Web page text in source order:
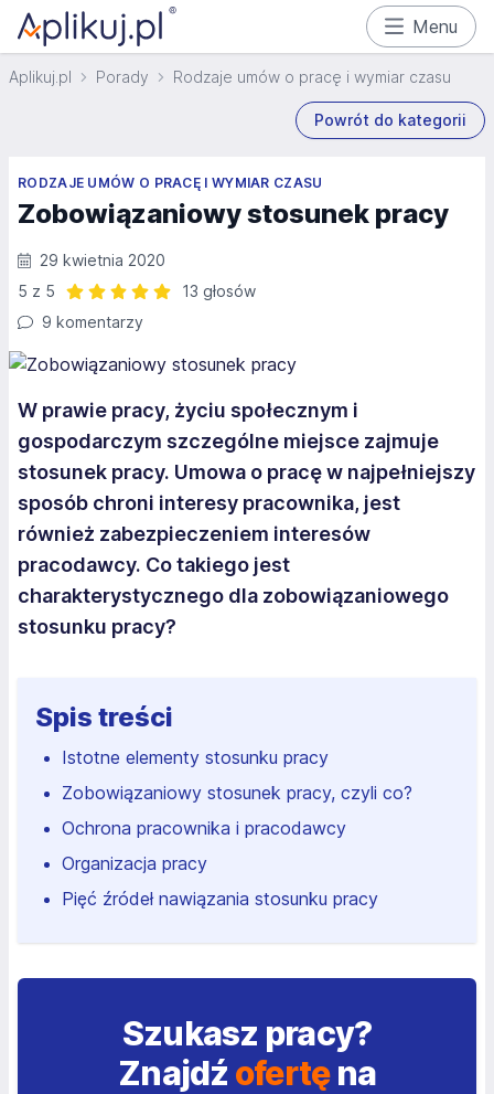
Menu
Aplikuj.pl Porady Rodzaje umów o pracę i wymiar czasu
Powrót do kategorii
RODZAJE UMÓW O PRACĘ I WYMIAR CZASU
Zobowiązaniowy stosunek pracy
29 kwietnia 2020
5 z 5
13 głosów
9 komentarzy
W prawie pracy, życiu społecznym i
gospodarczym szczególne miejsce zajmuje
stosunek pracy. Umowa o pracę w najpełniejszy
sposób chroni interesy pracownika, jest
również zabezpieczeniem interesów
pracodawcy. Co takiego jest
charakterystycznego dla zobowiązaniowego
stosunku pracy?
Spis treści
Istotne elementy stosunku pracy
Zobowiązaniowy stosunek pracy, czyli co?
Ochrona pracownika i pracodawcy
Organizacja pracy
Pięć źródeł nawiązania stosunku pracy
Szukasz pracy?
Znajdź ofertęna